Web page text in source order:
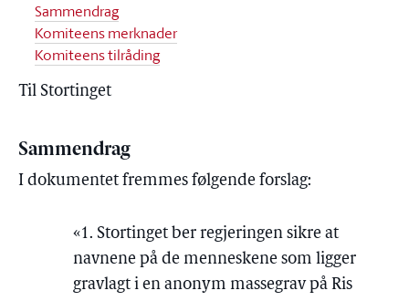
Sammendrag
Komiteens merknader
Komiteens tilråding
Til Stortinget
Sammendrag
I dokumentet fremmes følgende forslag:
«1. Stortinget ber regjeringen sikre at
navnene på de menneskene som ligger
gravlagt i en anonym massegrav på Ris